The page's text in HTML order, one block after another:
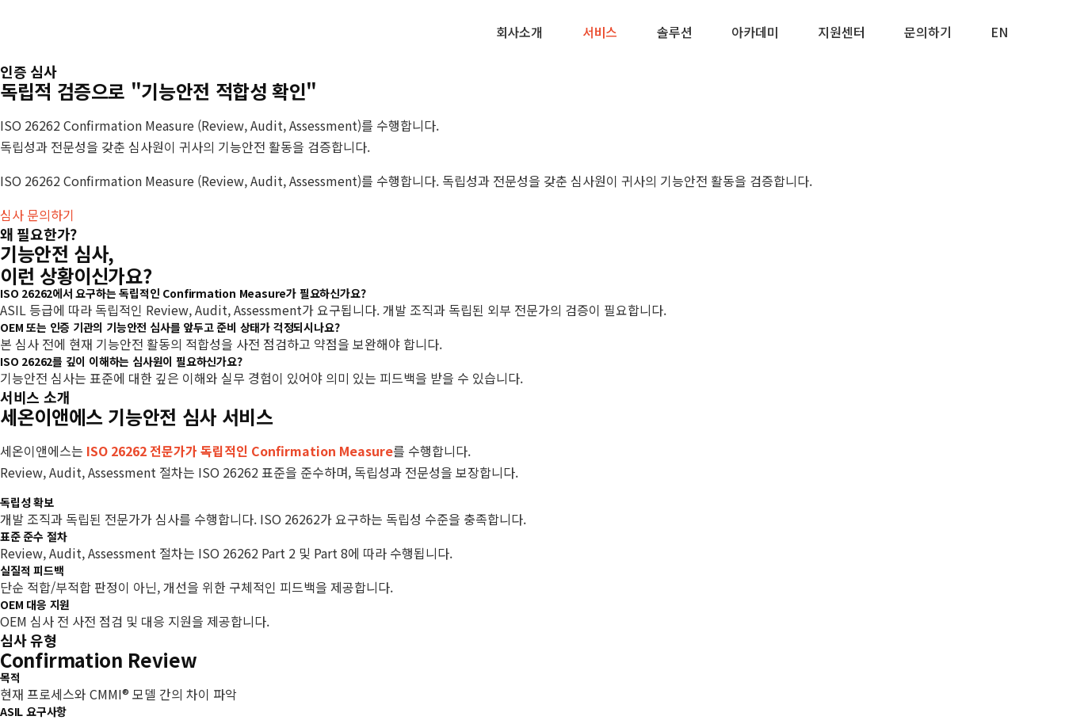
content 이
앤
스
회사소개 서비스 솔루션 아카데미 지원센터 문의하기 EN
인증 심사
독립적 검증으로 "기능안전 적합성 확인"
ISO 26262 Confirmation Measure (Review, Audit, Assessment)를 수행합니다.
독립성과 전문성을 갖춘 심사원이 귀사의 기능안전 활동을 검증합니다.
ISO 26262 Confirmation Measure (Review, Audit, Assessment)를 수행합니다. 독립성과 전문성을 갖춘 심사원이 귀사의 기능안전 활동을 검증합니다.
심사 문의하기
왜 필요한가?
기능안전 심사,
이런 상황이신가요?
ISO 26262에서 요구하는 독립적인 Confirmation Measure가 필요하신가요?
ASIL 등급에 따라 독립적인 Review, Audit, Assessment가 요구됩니다. 개발 조직과 독립된 외부 전문가의 검증이 필요합니다.
OEM 또는 인증 기관의 기능안전 심사를 앞두고 준비 상태가 걱정되시나요?
본 심사 전에 현재 기능안전 활동의 적합성을 사전 점검하고 약점을 보완해야 합니다.
ISO 26262를 깊이 이해하는 심사원이 필요하신가요?
기능안전 심사는 표준에 대한 깊은 이해와 실무 경험이 있어야 의미 있는 피드백을 받을 수 있습니다.
서비스 소개
세온이앤에스 기능안전 심사 서비스
세온이앤에스는 ISO 26262 전문가가 독립적인 Confirmation Measure를 수행합니다.
Review, Audit, Assessment 절차는 ISO 26262 표준을 준수하며, 독립성과 전문성을 보장합니다.
독립성 확보
개발 조직과 독립된 전문가가 심사를 수행합니다. ISO 26262가 요구하는 독립성 수준을 충족합니다.
표준 준수 절차
Review, Audit, Assessment 절차는 ISO 26262 Part 2 및 Part 8에 따라 수행됩니다.
실질적 피드백
단순 적합/부적합 판정이 아닌, 개선을 위한 구체적인 피드백을 제공합니다.
OEM 대응 지원
OEM 심사 전 사전 점검 및 대응 지원을 제공합니다.
심사 유형
Confirmation Review
목적
현재 프로세스와 CMMI® 모델 간의 차이 파악
ASIL 요구사항